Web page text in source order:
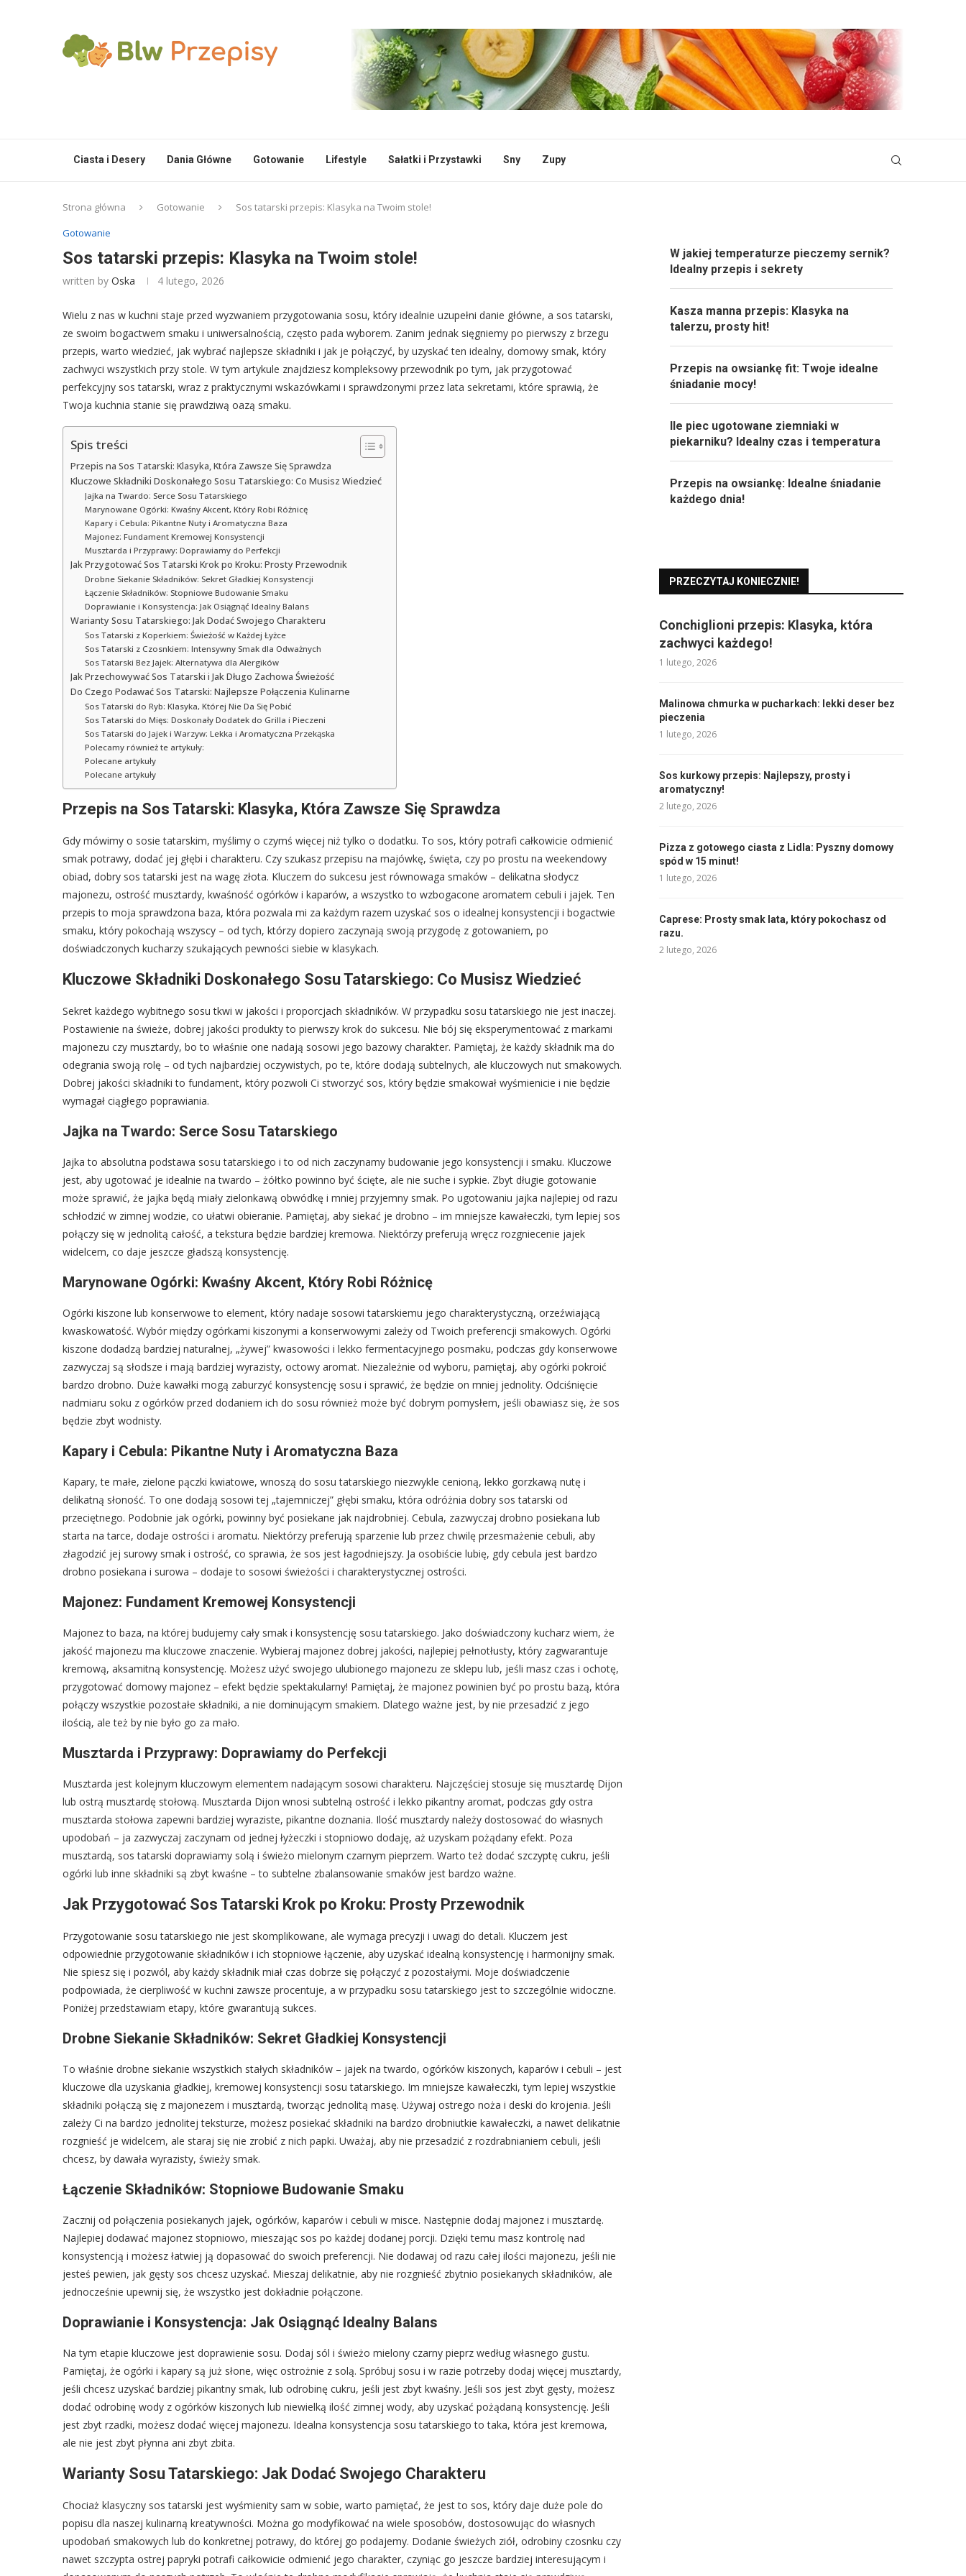
Ciasta i Desery Dania Główne Gotowanie Lifestyle Sałatki i Przystawki Sny Zupy
Strona główna Gotowanie
Sos tatarski przepis: Klasyka na Twoim stole!
Gotowanie
Sos tatarski przepis: Klasyka na Twoim stole!
written by Oska 4 lutego, 2026
Wielu z nas w kuchni staje przed wyzwaniem przygotowania sosu, który idealnie uzupełni danie główne, a sos tatarski,
ze swoim bogactwem smaku i uniwersalnością, często pada wyborem. Zanim jednak sięgniemy po pierwszy z brzegu
przepis, warto wiedzieć, jak wybrać najlepsze składniki i jak je połączyć, by uzyskać ten idealny, domowy smak, który
zachwyci wszystkich przy stole. W tym artykule znajdziesz kompleksowy przewodnik po tym, jak przygotować
perfekcyjny sos tatarski, wraz z praktycznymi wskazówkami i sprawdzonymi przez lata sekretami, które sprawią, że
Twoja kuchnia stanie się prawdziwą oazą smaku.
Spis treści
Przepis na Sos Tatarski: Klasyka, Która Zawsze Się Sprawdza
Kluczowe Składniki Doskonałego Sosu Tatarskiego: Co Musisz Wiedzieć
Jajka na Twardo: Serce Sosu Tatarskiego
Marynowane Ogórki: Kwaśny Akcent, Który Robi Różnicę
Kapary i Cebula: Pikantne Nuty i Aromatyczna Baza
Majonez: Fundament Kremowej Konsystencji
Musztarda i Przyprawy: Doprawiamy do Perfekcji
Jak Przygotować Sos Tatarski Krok po Kroku: Prosty Przewodnik
Drobne Siekanie Składników: Sekret Gładkiej Konsystencji
Łączenie Składników: Stopniowe Budowanie Smaku
Doprawianie i Konsystencja: Jak Osiągnąć Idealny Balans
Warianty Sosu Tatarskiego: Jak Dodać Swojego Charakteru
Sos Tatarski z Koperkiem: Świeżość w Każdej Łyżce
Sos Tatarski z Czosnkiem: Intensywny Smak dla Odważnych
Sos Tatarski Bez Jajek: Alternatywa dla Alergików
Jak Przechowywać Sos Tatarski i Jak Długo Zachowa Świeżość
Do Czego Podawać Sos Tatarski: Najlepsze Połączenia Kulinarne
Sos Tatarski do Ryb: Klasyka, Której Nie Da Się Pobić
Sos Tatarski do Mięs: Doskonały Dodatek do Grilla i Pieczeni
Sos Tatarski do Jajek i Warzyw: Lekka i Aromatyczna Przekąska
Polecamy również te artykuły:
Polecane artykuły
Polecane artykuły
Przepis na Sos Tatarski: Klasyka, Która Zawsze Się Sprawdza
Gdy mówimy o sosie tatarskim, myślimy o czymś więcej niż tylko o dodatku. To sos, który potrafi całkowicie odmienić
smak potrawy, dodać jej głębi i charakteru. Czy szukasz przepisu na majówkę, święta, czy po prostu na weekendowy
obiad, dobry sos tatarski jest na wagę złota. Kluczem do sukcesu jest równowaga smaków – delikatna słodycz
majonezu, ostrość musztardy, kwaśność ogórków i kaparów, a wszystko to wzbogacone aromatem cebuli i jajek. Ten
przepis to moja sprawdzona baza, która pozwala mi za każdym razem uzyskać sos o idealnej konsystencji i bogactwie
smaku, który pokochają wszyscy – od tych, którzy dopiero zaczynają swoją przygodę z gotowaniem, po
doświadczonych kucharzy szukających pewności siebie w klasykach.
Kluczowe Składniki Doskonałego Sosu Tatarskiego: Co Musisz Wiedzieć
Sekret każdego wybitnego sosu tkwi w jakości i proporcjach składników. W przypadku sosu tatarskiego nie jest inaczej.
Postawienie na świeże, dobrej jakości produkty to pierwszy krok do sukcesu. Nie bój się eksperymentować z markami
majonezu czy musztardy, bo to właśnie one nadają sosowi jego bazowy charakter. Pamiętaj, że każdy składnik ma do
odegrania swoją rolę – od tych najbardziej oczywistych, po te, które dodają subtelnych, ale kluczowych nut smakowych.
Dobrej jakości składniki to fundament, który pozwoli Ci stworzyć sos, który będzie smakował wyśmienicie i nie będzie
wymagał ciągłego poprawiania.
Jajka na Twardo: Serce Sosu Tatarskiego
Jajka to absolutna podstawa sosu tatarskiego i to od nich zaczynamy budowanie jego konsystencji i smaku. Kluczowe
jest, aby ugotować je idealnie na twardo – żółtko powinno być ścięte, ale nie suche i sypkie. Zbyt długie gotowanie
może sprawić, że jajka będą miały zielonkawą obwódkę i mniej przyjemny smak. Po ugotowaniu jajka najlepiej od razu
schłodzić w zimnej wodzie, co ułatwi obieranie. Pamiętaj, aby siekać je drobno – im mniejsze kawałeczki, tym lepiej sos
połączy się w jednolitą całość, a tekstura będzie bardziej kremowa. Niektórzy preferują wręcz rozgniecenie jajek
widelcem, co daje jeszcze gładszą konsystencję.
Marynowane Ogórki: Kwaśny Akcent, Który Robi Różnicę
Ogórki kiszone lub konserwowe to element, który nadaje sosowi tatarskiemu jego charakterystyczną, orzeźwiającą
kwaskowatość. Wybór między ogórkami kiszonymi a konserwowymi zależy od Twoich preferencji smakowych. Ogórki
kiszone dodadzą bardziej naturalnej, „żywej” kwasowości i lekko fermentacyjnego posmaku, podczas gdy konserwowe
zazwyczaj są słodsze i mają bardziej wyrazisty, octowy aromat. Niezależnie od wyboru, pamiętaj, aby ogórki pokroić
bardzo drobno. Duże kawałki mogą zaburzyć konsystencję sosu i sprawić, że będzie on mniej jednolity. Odciśnięcie
nadmiaru soku z ogórków przed dodaniem ich do sosu również może być dobrym pomysłem, jeśli obawiasz się, że sos
będzie zbyt wodnisty.
Kapary i Cebula: Pikantne Nuty i Aromatyczna Baza
Kapary, te małe, zielone pączki kwiatowe, wnoszą do sosu tatarskiego niezwykle cenioną, lekko gorzkawą nutę i
delikatną słoność. To one dodają sosowi tej „tajemniczej” głębi smaku, która odróżnia dobry sos tatarski od
przeciętnego. Podobnie jak ogórki, powinny być posiekane jak najdrobniej. Cebula, zazwyczaj drobno posiekana lub
starta na tarce, dodaje ostrości i aromatu. Niektórzy preferują sparzenie lub przez chwilę przesmażenie cebuli, aby
złagodzić jej surowy smak i ostrość, co sprawia, że sos jest łagodniejszy. Ja osobiście lubię, gdy cebula jest bardzo
drobno posiekana i surowa – dodaje to sosowi świeżości i charakterystycznej ostrości.
Majonez: Fundament Kremowej Konsystencji
Majonez to baza, na której budujemy cały smak i konsystencję sosu tatarskiego. Jako doświadczony kucharz wiem, że
jakość majonezu ma kluczowe znaczenie. Wybieraj majonez dobrej jakości, najlepiej pełnotłusty, który zagwarantuje
kremową, aksamitną konsystencję. Możesz użyć swojego ulubionego majonezu ze sklepu lub, jeśli masz czas i ochotę,
przygotować domowy majonez – efekt będzie spektakularny! Pamiętaj, że majonez powinien być po prostu bazą, która
połączy wszystkie pozostałe składniki, a nie dominującym smakiem. Dlatego ważne jest, by nie przesadzić z jego
ilością, ale też by nie było go za mało.
Musztarda i Przyprawy: Doprawiamy do Perfekcji
Musztarda jest kolejnym kluczowym elementem nadającym sosowi charakteru. Najczęściej stosuje się musztardę Dijon
lub ostrą musztardę stołową. Musztarda Dijon wnosi subtelną ostrość i lekko pikantny aromat, podczas gdy ostra
musztarda stołowa zapewni bardziej wyraziste, pikantne doznania. Ilość musztardy należy dostosować do własnych
upodobań – ja zazwyczaj zaczynam od jednej łyżeczki i stopniowo dodaję, aż uzyskam pożądany efekt. Poza
musztardą, sos tatarski doprawiamy solą i świeżo mielonym czarnym pieprzem. Warto też dodać szczyptę cukru, jeśli
ogórki lub inne składniki są zbyt kwaśne – to subtelne zbalansowanie smaków jest bardzo ważne.
Jak Przygotować Sos Tatarski Krok po Kroku: Prosty Przewodnik
Przygotowanie sosu tatarskiego nie jest skomplikowane, ale wymaga precyzji i uwagi do detali. Kluczem jest
odpowiednie przygotowanie składników i ich stopniowe łączenie, aby uzyskać idealną konsystencję i harmonijny smak.
Nie spiesz się i pozwól, aby każdy składnik miał czas dobrze się połączyć z pozostałymi. Moje doświadczenie
podpowiada, że cierpliwość w kuchni zawsze procentuje, a w przypadku sosu tatarskiego jest to szczególnie widoczne.
Poniżej przedstawiam etapy, które gwarantują sukces.
Drobne Siekanie Składników: Sekret Gładkiej Konsystencji
To właśnie drobne siekanie wszystkich stałych składników – jajek na twardo, ogórków kiszonych, kaparów i cebuli – jest
kluczowe dla uzyskania gładkiej, kremowej konsystencji sosu tatarskiego. Im mniejsze kawałeczki, tym lepiej wszystkie
składniki połączą się z majonezem i musztardą, tworząc jednolitą masę. Używaj ostrego noża i deski do krojenia. Jeśli
zależy Ci na bardzo jednolitej teksturze, możesz posiekać składniki na bardzo drobniutkie kawałeczki, a nawet delikatnie
rozgnieść je widelcem, ale staraj się nie zrobić z nich papki. Uważaj, aby nie przesadzić z rozdrabnianiem cebuli, jeśli
chcesz, by dawała wyrazisty, świeży smak.
Łączenie Składników: Stopniowe Budowanie Smaku
Zacznij od połączenia posiekanych jajek, ogórków, kaparów i cebuli w misce. Następnie dodaj majonez i musztardę.
Najlepiej dodawać majonez stopniowo, mieszając sos po każdej dodanej porcji. Dzięki temu masz kontrolę nad
konsystencją i możesz łatwiej ją dopasować do swoich preferencji. Nie dodawaj od razu całej ilości majonezu, jeśli nie
jesteś pewien, jak gęsty sos chcesz uzyskać. Mieszaj delikatnie, aby nie rozgnieść zbytnio posiekanych składników, ale
jednocześnie upewnij się, że wszystko jest dokładnie połączone.
Doprawianie i Konsystencja: Jak Osiągnąć Idealny Balans
Na tym etapie kluczowe jest doprawienie sosu. Dodaj sól i świeżo mielony czarny pieprz według własnego gustu.
Pamiętaj, że ogórki i kapary są już słone, więc ostrożnie z solą. Spróbuj sosu i w razie potrzeby dodaj więcej musztardy,
jeśli chcesz uzyskać bardziej pikantny smak, lub odrobinę cukru, jeśli jest zbyt kwaśny. Jeśli sos jest zbyt gęsty, możesz
dodać odrobinę wody z ogórków kiszonych lub niewielką ilość zimnej wody, aby uzyskać pożądaną konsystencję. Jeśli
jest zbyt rzadki, możesz dodać więcej majonezu. Idealna konsystencja sosu tatarskiego to taka, która jest kremowa,
ale nie jest zbyt płynna ani zbyt zbita.
Warianty Sosu Tatarskiego: Jak Dodać Swojego Charakteru
Chociaż klasyczny sos tatarski jest wyśmienity sam w sobie, warto pamiętać, że jest to sos, który daje duże pole do
popisu dla naszej kulinarną kreatywności. Można go modyfikować na wiele sposobów, dostosowując do własnych
upodobań smakowych lub do konkretnej potrawy, do której go podajemy. Dodanie świeżych ziół, odrobiny czosnku czy
nawet szczypta ostrej papryki potrafi całkowicie odmienić jego charakter, czyniąc go jeszcze bardziej interesującym i
W jakiej temperaturze pieczemy sernik?
Idealny przepis i sekrety
Kasza manna przepis: Klasyka na
talerzu, prosty hit!
Przepis na owsiankę fit: Twoje idealne
śniadanie mocy!
Ile piec ugotowane ziemniaki w
piekarniku? Idealny czas i temperatura
Przepis na owsiankę: Idealne śniadanie
każdego dnia!
PRZECZYTAJ KONIECZNIE!
Conchiglioni przepis: Klasyka, która
zachwyci każdego!
1 lutego, 2026
Malinowa chmurka w pucharkach: lekki deser bez
pieczenia
1 lutego, 2026
Sos kurkowy przepis: Najlepszy, prosty i
aromatyczny!
2 lutego, 2026
Pizza z gotowego ciasta z Lidla: Pyszny domowy
spód w 15 minut!
1 lutego, 2026
Caprese: Prosty smak lata, który pokochasz od
razu.
2 lutego, 2026